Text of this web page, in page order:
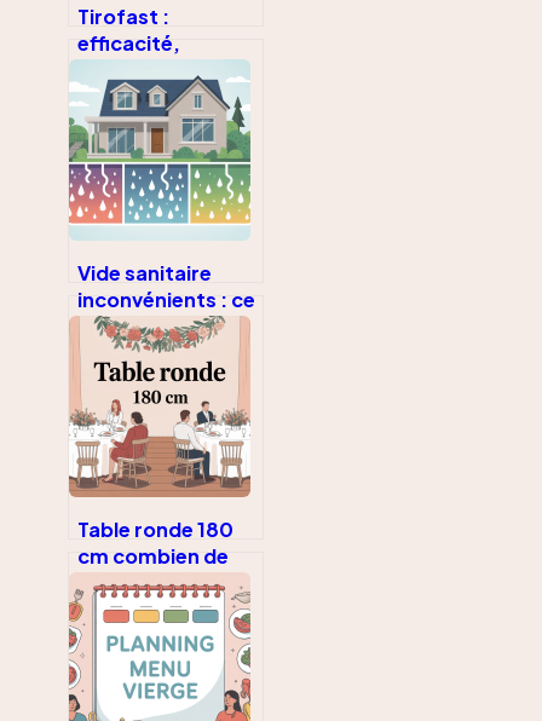
Tirofast :
efficacité,
posologie et
précautions d’un
antispasmodique
clé
Vide sanitaire
inconvénients : ce
qu’il faut
vraiment savoir
avant de décider
Table ronde 180
cm combien de
personnes : le
guide pour bien
calculer